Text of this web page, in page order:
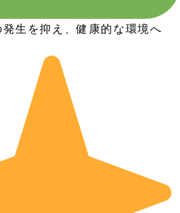
生を抑え、健康的な環境へ